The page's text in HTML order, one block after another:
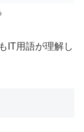
IT用語が理解し